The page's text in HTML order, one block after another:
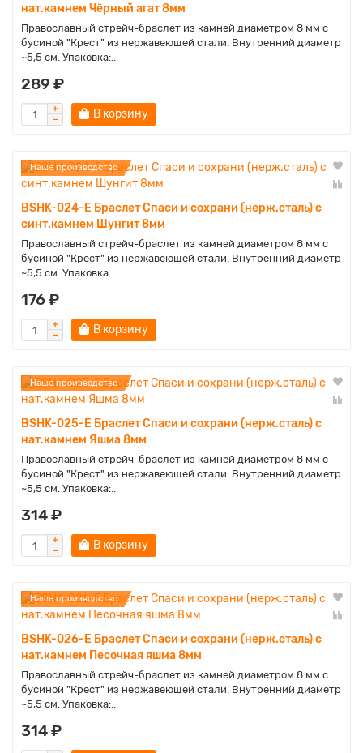
нат.камнем Чёрный агат 8мм
Православный стрейч-браслет из камней диаметром 8 мм с
бусиной "Крест" из нержавеющей стали. Внутренний диаметр
~5,5 см. Упаковка:..
289 ₽
В корзину
Наше производство
BSHK-024-E Браслет Спаси и сохрани (нерж.сталь) с
синт.камнем Шунгит 8мм
Православный стрейч-браслет из камней диаметром 8 мм с
бусиной "Крест" из нержавеющей стали. Внутренний диаметр
~5,5 см. Упаковка:..
176 ₽
В корзину
Наше производство
BSHK-025-E Браслет Спаси и сохрани (нерж.сталь) с
нат.камнем Яшма 8мм
Православный стрейч-браслет из камней диаметром 8 мм с
бусиной "Крест" из нержавеющей стали. Внутренний диаметр
~5,5 см. Упаковка:..
314 ₽
В корзину
Наше производство
BSHK-026-E Браслет Спаси и сохрани (нерж.сталь) с
нат.камнем Песочная яшма 8мм
Православный стрейч-браслет из камней диаметром 8 мм с
бусиной "Крест" из нержавеющей стали. Внутренний диаметр
~5,5 см. Упаковка:..
314 ₽